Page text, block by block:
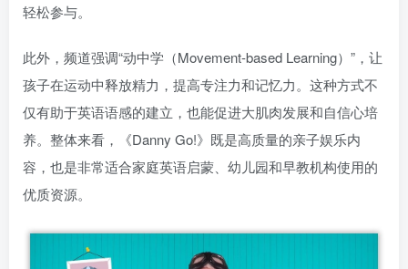
轻松参与。
此外，频道强调“动中学（Movement-based Learning）”，让
孩子在运动中释放精力，提高专注力和记忆力。这种方式不
仅有助于英语语感的建立，也能促进大肌肉发展和自信心培
养。整体来看，《Danny Go!》既是高质量的亲子娱乐内
容，也是非常适合家庭英语启蒙、幼儿园和早教机构使用的
优质资源。